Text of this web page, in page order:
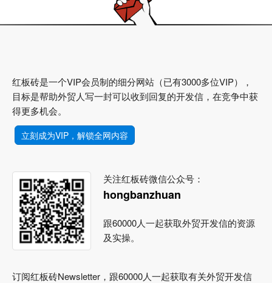
红板砖是一个VIP会员制的细分网站（已有3000多位VIP），
目标是帮助外贸人写一封可以收到回复的开发信，在竞争中获
得更多机会。
立刻成为VIP，解锁全网内容
关注红板砖微信公众号：
hongbanzhuan
跟60000人一起获取外贸开发信的资源
及实操。
订阅红板砖Newsletter，跟60000人一起获取有关外贸开发信